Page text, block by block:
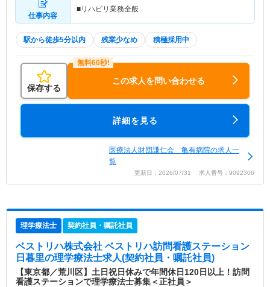
仕事内容
■リハビリ業務全般
駅から徒歩5分以内 残業少なめ 積極採用中
保存する
この求人を問い合わせる
詳細を見る
医療法人財団謙仁会 亀有病院の求人一
覧
更新日：2026/07/31 求人番号：9092306
理学療法士 契約社員・嘱託社員
ベストリハ株式会社 ベストリハ訪問看護ステーション
日暮里の理学療法士求人(契約社員・嘱託社員)
【東京都／荒川区】土日祝日休みで年間休日120日以上！訪問
看護ステーションで理学療法士募集＜正社員＞